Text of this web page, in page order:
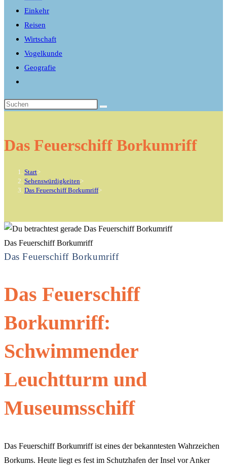
Einkehr
Reisen
Wirtschaft
Vogelkunde
Geografie
umschalten
Das Feuerschiff Borkumriff
Start>
Sehenswürdigkeiten>
Das Feuerschiff Borkumriff>
Das Feuerschiff Borkumriff
Das Feuerschiff Borkumriff
Das Feuerschiff
Borkumriff:
Schwimmender
Leuchtturm und
Museumsschiff
Das Feuerschiff Borkumriff ist eines der bekanntesten Wahrzeichen
Borkums. Heute liegt es fest im Schutzhafen der Insel vor Anker